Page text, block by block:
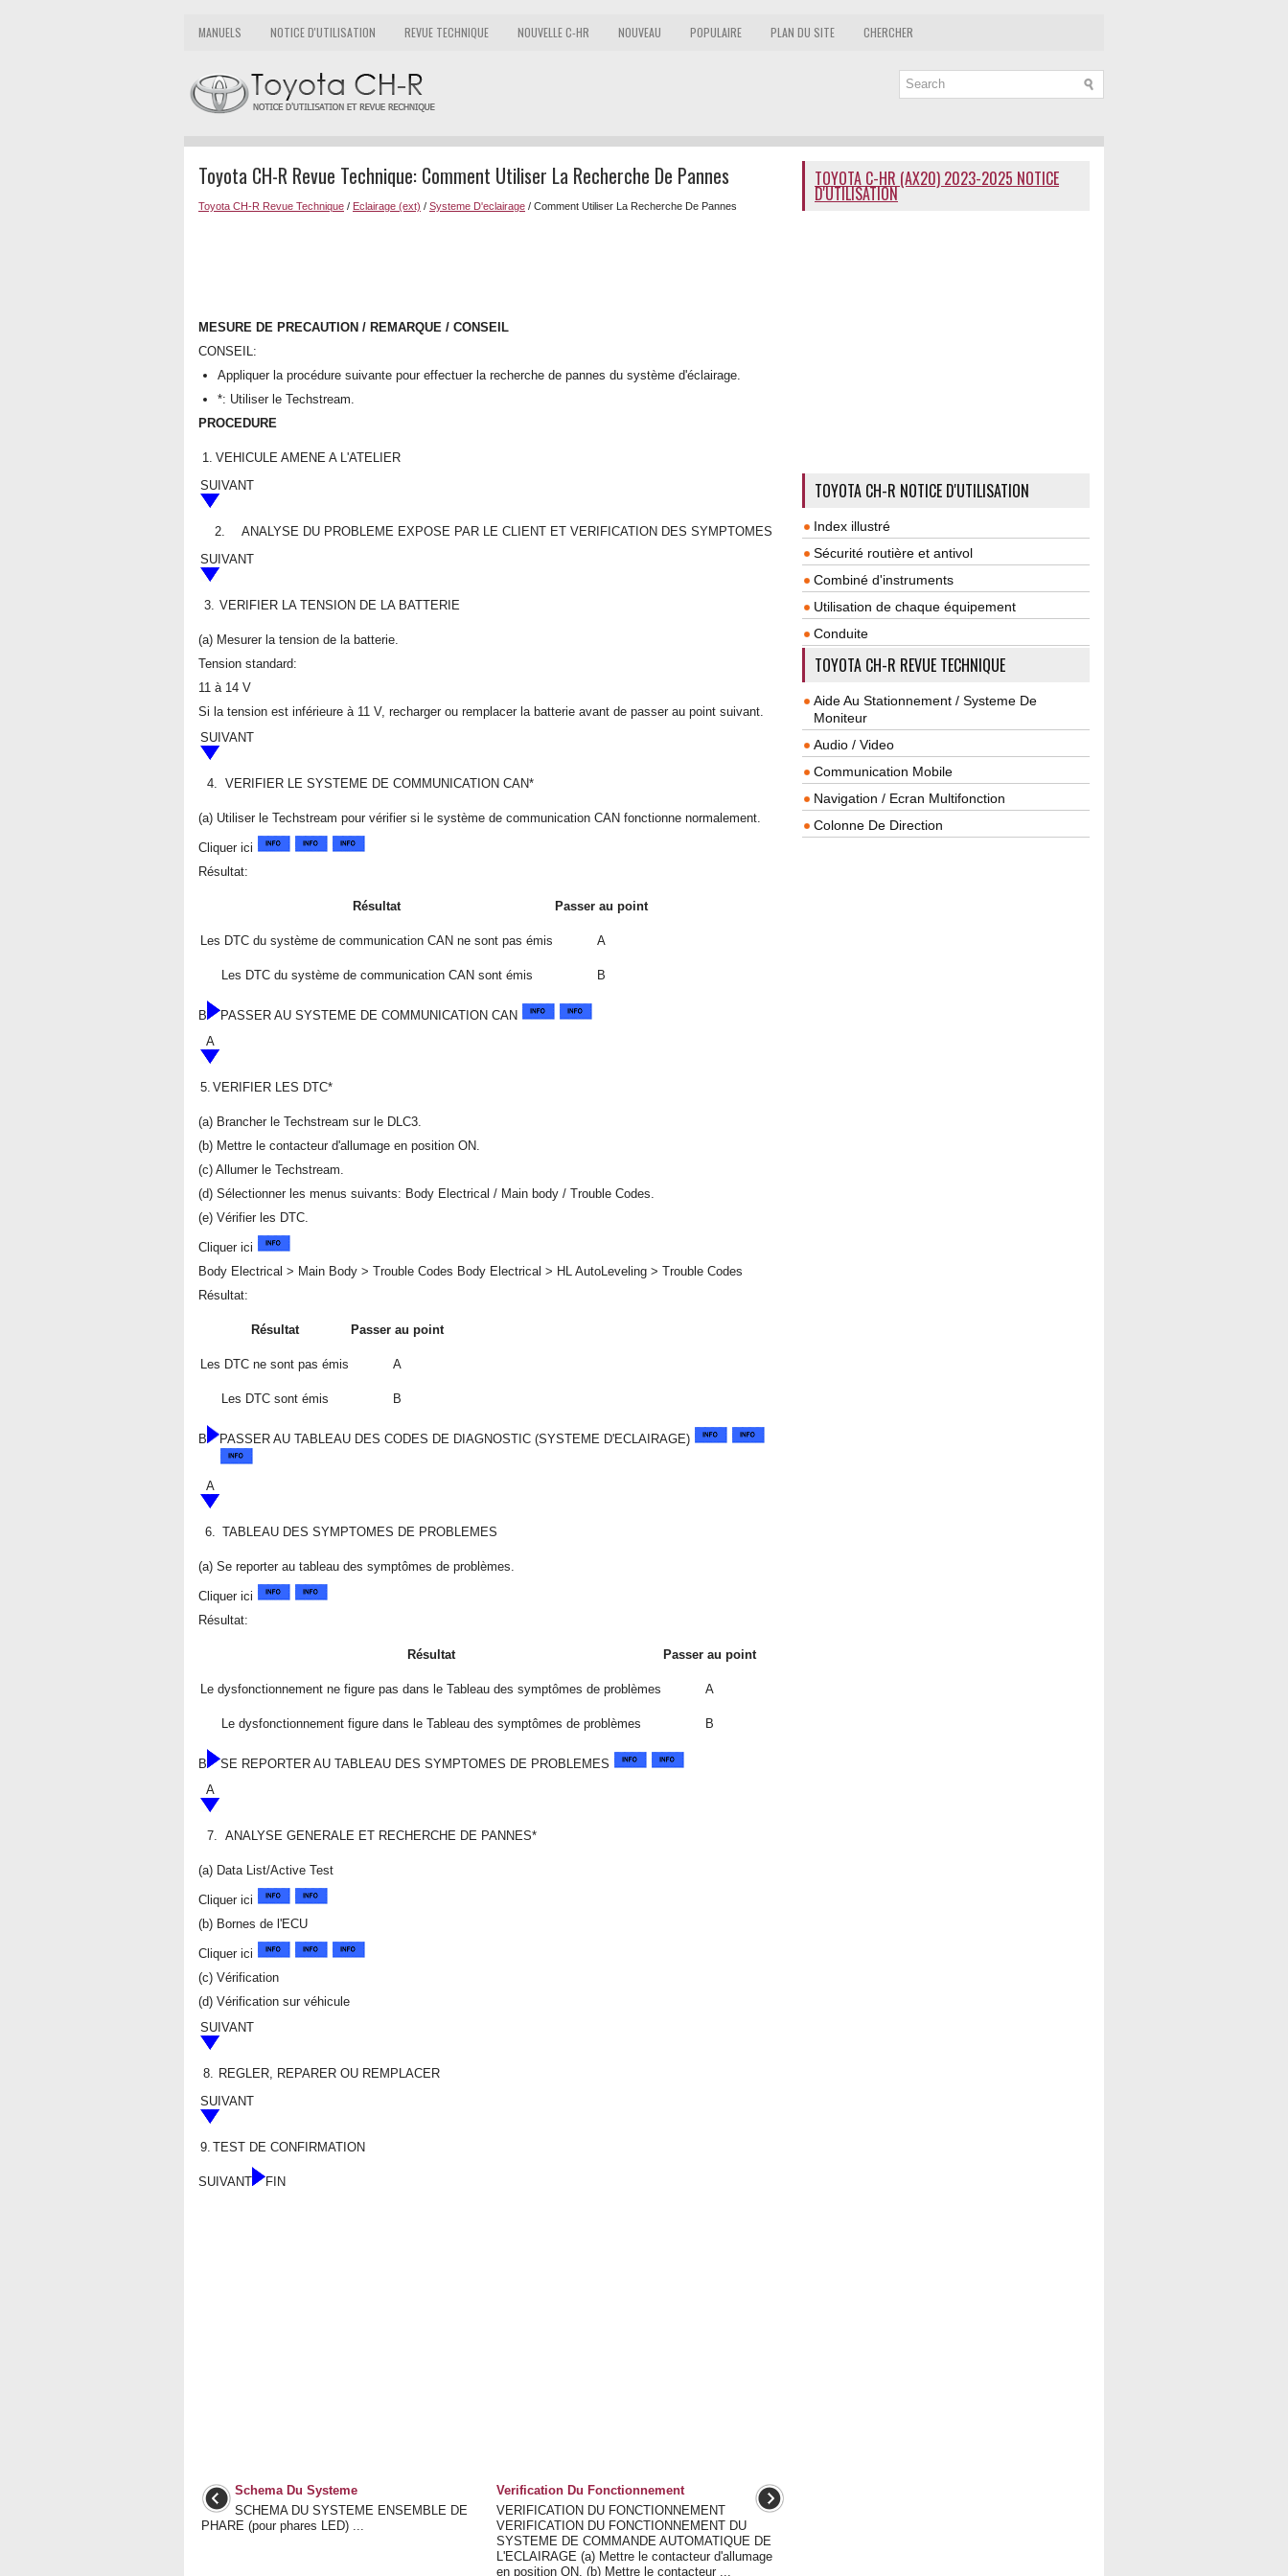
MANUELS NOTICE D'UTILISATION REVUE TECHNIQUE NOUVELLE C-HR NOUVEAU POPULAIRE PLAN DU SITE CHERCHER
Toyota CH-R Revue Technique: Comment Utiliser La Recherche De Pannes
Toyota CH-R Revue Technique / Eclairage (ext) / Systeme D'eclairage / Comment Utiliser La Recherche De Pannes
MESURE DE PRECAUTION / REMARQUE / CONSEIL
CONSEIL:
Appliquer la procédure suivante pour effectuer la recherche de pannes du système d'éclairage.
*: Utiliser le Techstream.
PROCEDURE
1. VEHICULE AMENE A L'ATELIER
SUIVANT
2.
ANALYSE DU PROBLEME EXPOSE PAR LE CLIENT ET VERIFICATION DES SYMPTOMES
SUIVANT
3. VERIFIER LA TENSION DE LA BATTERIE
(a) Mesurer la tension de la batterie.
Tension standard:
11 à 14 V
Si la tension est inférieure à 11 V, recharger ou remplacer la batterie avant de passer au point suivant.
SUIVANT
4. VERIFIER LE SYSTEME DE COMMUNICATION CAN*
(a) Utiliser le Techstream pour vérifier si le système de communication CAN fonctionne normalement.
Cliquer ici
Résultat:
Résultat Passer au point
Les DTC du système de communication CAN ne sont pas émis A
Les DTC du système de communication CAN sont émis B
B
PASSER AU SYSTEME DE COMMUNICATION CAN
A
5. VERIFIER LES DTC*
(a) Brancher le Techstream sur le DLC3.
(b) Mettre le contacteur d'allumage en position ON.
(c) Allumer le Techstream.
(d) Sélectionner les menus suivants: Body Electrical / Main body / Trouble Codes.
(e) Vérifier les DTC.
Cliquer ici
Body Electrical > Main Body > Trouble Codes Body Electrical > HL AutoLeveling > Trouble Codes
Résultat:
Résultat Passer au point
Les DTC ne sont pas émis A
Les DTC sont émis B
B PASSER AU TABLEAU DES CODES DE DIAGNOSTIC (SYSTEME D'ECLAIRAGE)
A
6. TABLEAU DES SYMPTOMES DE PROBLEMES
(a) Se reporter au tableau des symptômes de problèmes.
Cliquer ici
Résultat:
Résultat Passer au point
Le dysfonctionnement ne figure pas dans le Tableau des symptômes de problèmes A
Le dysfonctionnement figure dans le Tableau des symptômes de problèmes B
B
SE REPORTER AU TABLEAU DES SYMPTOMES DE PROBLEMES
A
7. ANALYSE GENERALE ET RECHERCHE DE PANNES*
(a) Data List/Active Test
Cliquer ici
(b) Bornes de l'ECU
Cliquer ici
(c) Vérification
(d) Vérification sur véhicule
SUIVANT
8. REGLER, REPARER OU REMPLACER
SUIVANT
9. TEST DE CONFIRMATION
SUIVANT FIN
Schema Du Systeme
SCHEMA DU SYSTEME ENSEMBLE DE
PHARE (pour phares LED) ...
Verification Du Fonctionnement
VERIFICATION DU FONCTIONNEMENT
VERIFICATION DU FONCTIONNEMENT DU
SYSTEME DE COMMANDE AUTOMATIQUE DE
L'ECLAIRAGE (a) Mettre le contacteur d'allumage
en position ON. (b) Mettre le contacteur ...
TOYOTA C-HR (AX20) 2023-2025 NOTICE
D'UTILISATION
TOYOTA CH-R NOTICE D'UTILISATION
Index illustré
Sécurité routière et antivol
Combiné d'instruments
Utilisation de chaque équipement
Conduite
TOYOTA CH-R REVUE TECHNIQUE
Aide Au Stationnement / Systeme De
Moniteur
Audio / Video
Communication Mobile
Navigation / Ecran Multifonction
Colonne De Direction